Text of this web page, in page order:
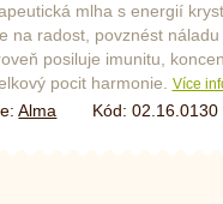
mlha s energií
na radost, povznést náladu
posiluje imunitu,
pocit harmonie.
Více
Alma Kód: 02.16.0130